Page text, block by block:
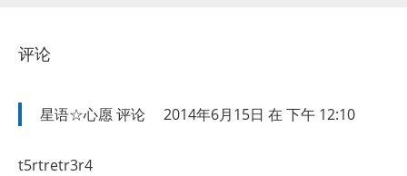
评论
星语☆心愿评论 2014年6月15日 在 下午 12:10
t5rtretr3r4